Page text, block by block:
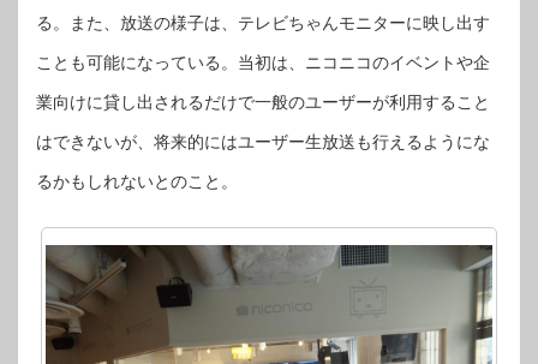
る。また、放送の様子は、テレビちゃんモニターに映し出す
ことも可能になっている。当初は、ニコニコのイベントや企
業向けに貸し出されるだけで一般のユーザーが利用すること
はできないが、将来的にはユーザー生放送も行えるようにな
るかもしれないとのこと。